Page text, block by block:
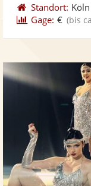
Standort: Köln
Gage: € (bis